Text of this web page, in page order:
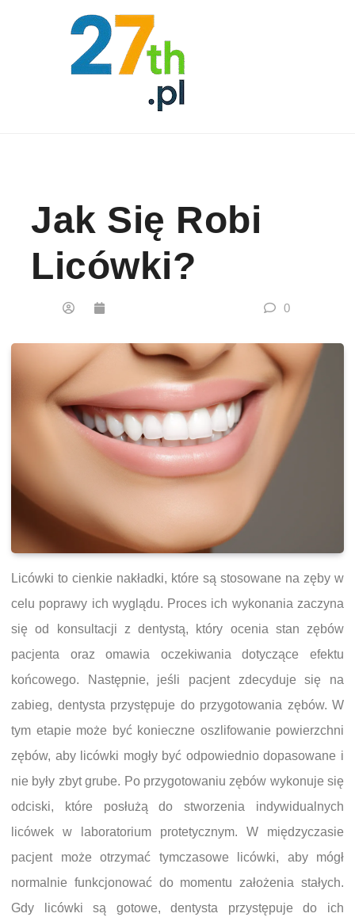
Jak Się Robi
Licówki?
0
Licówki to cienkie nakładki, które są stosowane na zęby w
celu poprawy ich wyglądu. Proces ich wykonania zaczyna
się od konsultacji z dentystą, który ocenia stan zębów
pacjenta oraz omawia oczekiwania dotyczące efektu
końcowego. Następnie, jeśli pacjent zdecyduje się na
zabieg, dentysta przystępuje do przygotowania zębów. W
tym etapie może być konieczne oszlifowanie powierzchni
zębów, aby licówki mogły być odpowiednio dopasowane i
nie były zbyt grube. Po przygotowaniu zębów wykonuje się
odciski, które posłużą do stworzenia indywidualnych
licówek w laboratorium protetycznym. W międzyczasie
pacjent może otrzymać tymczasowe licówki, aby mógł
normalnie funkcjonować do momentu założenia stałych.
Gdy licówki są gotowe, dentysta przystępuje do ich